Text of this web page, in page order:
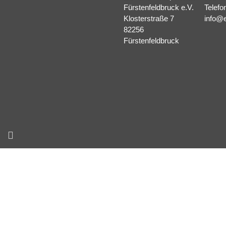
Fürstenfeldbruck e.V.
Klosterstraße 7
82256
Fürstenfeldbruck